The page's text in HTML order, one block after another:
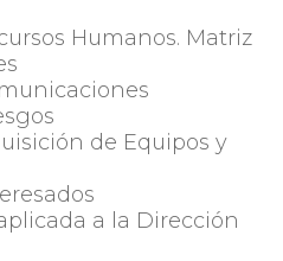
Humanos. Matriz
de Equipos y
a la Dirección